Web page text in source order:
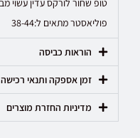
פוליאסטר מתאים ל:38-44
הוראות כביסה
זמן אספקה ותנאי רכישה
מדיניות החזרת מוצרים